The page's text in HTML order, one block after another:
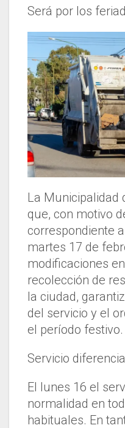
Será por los
La Municipalidad
que, con motivo
correspondiente
martes 17 de
modificaciones
recolección de
la ciudad,
del servicio y el
el período festivo.
Servicio
El lunes 16 el
normalidad en
habituales. En